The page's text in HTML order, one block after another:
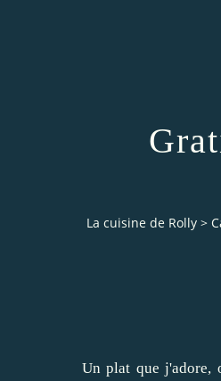
La cuisine de Rolly >
Un plat que j'adore,